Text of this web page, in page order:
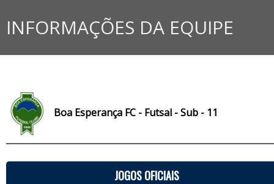
INFORMAÇÕES DA EQUIPE
Boa Esperança FC - Futsal - Sub - 11
JOGOS OFICIAIS